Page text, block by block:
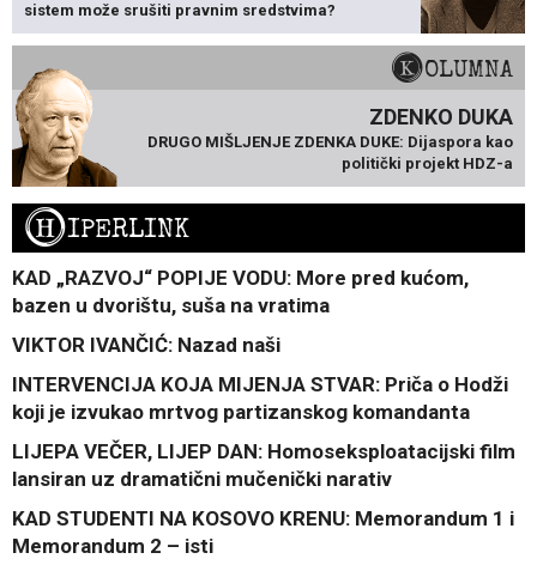
sistem može srušiti pravnim sredstvima?
KOLUMNA
ZDENKO DUKA
DRUGO MIŠLJENJE ZDENKA DUKE: Dijaspora kao
politički projekt HDZ-a
HIPERLINK
KAD „RAZVOJ“ POPIJE VODU: More pred kućom,
bazen u dvorištu, suša na vratima
VIKTOR IVANČIĆ: Nazad naši
INTERVENCIJA KOJA MIJENJA STVAR: Priča o Hodži
koji je izvukao mrtvog partizanskog komandanta
LIJEPA VEČER, LIJEP DAN: Homoseksploatacijski film
lansiran uz dramatični mučenički narativ
KAD STUDENTI NA KOSOVO KRENU: Memorandum 1 i
Memorandum 2 – isti